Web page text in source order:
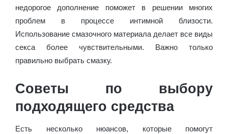
недорогое дополнение поможет в решении многих
проблем в процессе интимной близости.
Использование смазочного материала делает все виды
секса более чувствительными. Важно только
правильно выбрать смазку.
Советы по выбору
подходящего средства
Есть несколько нюансов, которые помогут